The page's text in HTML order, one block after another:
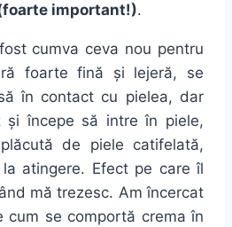
important!).
cumva ceva nou pentru
foartefină și lejeră, se
în contact cu pielea, dar
și începe să intre în piele,
plăcută de piele catifelată,
la atingere. Efect pe careîl
mă trezesc. Amîncercat
cum se comportă crema în